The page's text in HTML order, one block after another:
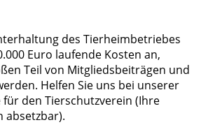
des Tierheimbetriebes
Euro laufende Kosten an,
Teil von Mitgliedsbeiträgen und
Helfen Sie uns bei unserer
für den Tierschutzverein (Ihre
absetzbar).